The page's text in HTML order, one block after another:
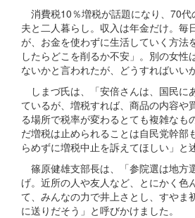
消費税10％増税が話題になり、70代
夫と二人暮らし。収入は年金だけ。毎
が、お金を使わずに生活していく方法
したらどこを削るか不安」。別の女性
ないかと言われたが、どうすればいい
しまづ氏は、「安倍さんは、国民に
ているが、増税すれば、商品の内容や
る場所で税率が変わるとても複雑なも
だ増税は止められることは自民党幹部
らめずに増税中止を訴えてほしい」と
篠原健雄支部長は、「参院選は地方
げ。近所の人や友人など、とにかく色
て、みんなの力で井上さとし、すやま
に送りだそう」と呼びかけました。